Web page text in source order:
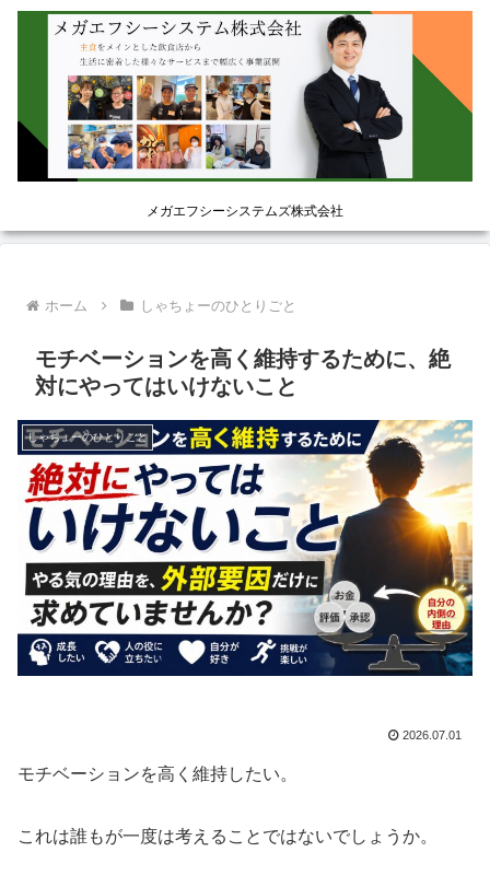
メガエフシーシステムズ株式会社
ホーム しゃちょーのひとりごと
モチベーションを高く維持するために、絶
対にやってはいけないこと
しゃちょーのひとりごと
2026.07.01
モチベーションを高く維持したい。
これは誰もが一度は考えることではないでしょうか。